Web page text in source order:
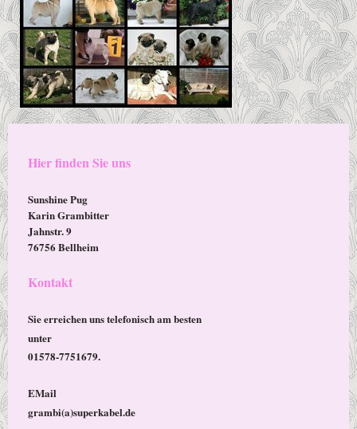
Hier finden Sie uns
Sunshine Pug
Karin Grambitter
Jahnstr. 9
76756 Bellheim
Kontakt
Sie erreichen uns telefonisch am besten
unter
01578-7751679.
EMail
grambi(a)superkabel.de